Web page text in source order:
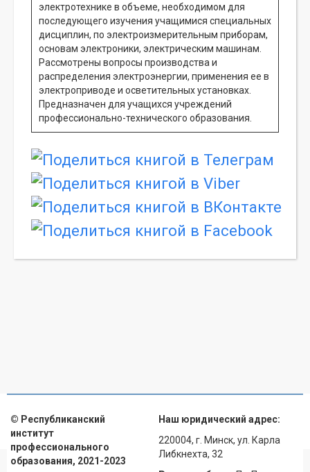
электротехнике в объеме, необходимом для
последующего изучения учащимися специальных
дисциплин, по электроизмерительным приборам,
основам электроники, электрическим машинам.
Рассмотрены вопросы производства и
распределения электроэнергии, применения ее в
электроприводе и осветительных установках.
Предназначен для учащихся учреждений
профессионально-технического образования.
© Республиканский
институт
профессионального
образования, 2021-2023
Наш юридический адрес:
220004, г. Минск, ул. Карла
Либкнехта, 32